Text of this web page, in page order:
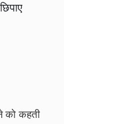
को कहती